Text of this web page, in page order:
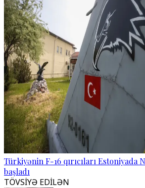
Türkiyənin F-16 qırıcıları Estoniyada
başladı
TÖVSİYƏ EDİLƏN